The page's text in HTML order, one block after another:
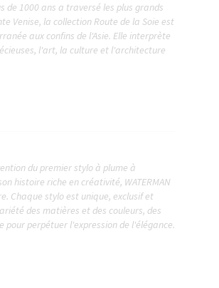
de 1000 ans a traversé les plus grands
Venise, la collection Route de la Soie est
aux confins de l'Asie. Elle interprète
l'art, la culture et l'architecture
du premier stylo à plume à
histoire riche en créativité, WATERMAN
Chaque stylo est unique, exclusif et
des matières et des couleurs, des
pour perpétuer l'expression de l'élégance.